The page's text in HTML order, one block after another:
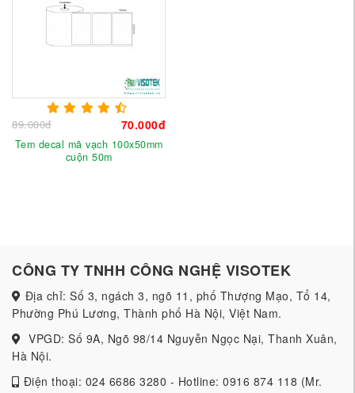
89.000đ 70.000đ
Tem decal mã vạch 100x50mm
cuộn 50m
CÔNG TY TNHH CÔNG NGHỆ VISOTEK
Địa chỉ: Số 3, ngách 3, ngõ 11, phố Thượng Mạo, Tổ 14,
Phường Phú Lương, Thành phố Hà Nội, Việt Nam.
VPGD: Số 9A, Ngõ 98/14 Nguyễn Ngọc Nại, Thanh Xuân,
Hà Nội.
Điện thoại: 024 6686 3280 - Hotline: 0916 874 118 (Mr.